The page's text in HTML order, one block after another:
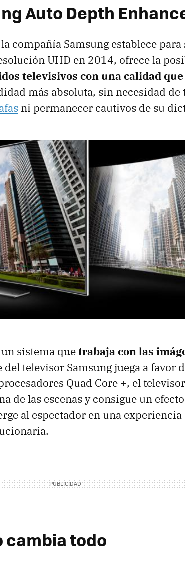
Auto Depth
compañía Samsung establece para
UHD en 2014, ofrece la
televisivos con una calidad
más absoluta, sin necesidad de
ni permanecer cautivos de su
sistema quetrabaja con las
del televisor Samsung juega a favor
Quad Core +, el
de las escenas y consigue un
al espectador en una
cambia todo